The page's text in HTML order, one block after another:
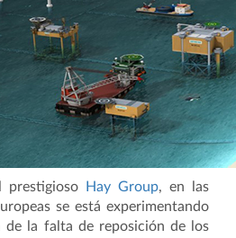
prestigioso Hay Group, en las
se está experimentando
de la falta de reposición de los